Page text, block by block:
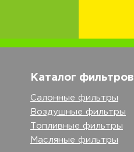
Каталог фильтров
Салонные фильтры
Воздушные фильтры
Топливные фильтры
Масляные фильтры